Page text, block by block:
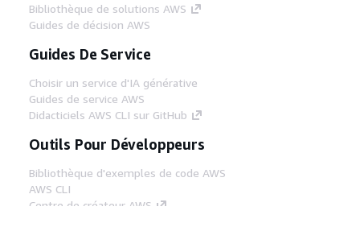
Bibliothèque de solutions AWS
Guides de décision AWS
Guides De Service
Choisir un service d'IA générative
Guides de service AWS
Didacticiels AWS CLI sur GitHub
Outils Pour Développeurs
Bibliothèque d'exemples de code AWS
AWS CLI
Centre de créateur AWS